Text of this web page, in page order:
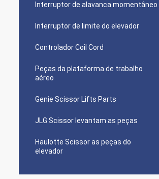
Interruptor de alavanca momentâneo
Interruptor de limite do elevador
Controlador Coil Cord
Peças da plataforma de trabalho
aéreo
Genie Scissor Lifts Parts
JLG Scissor levantam as peças
Haulotte Scissor as peças do
elevador